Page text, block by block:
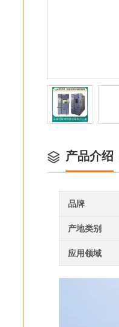
产品介绍
品牌
产地类别
应用领域